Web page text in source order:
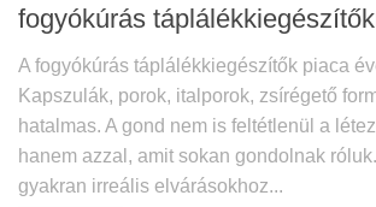
fogyókúrás
A fogyókúrás táplálékkiegészítők piaca
Kapszulák, porok, italporok, zsírégető
hatalmas. A gond nem is feltétlenül a
hanem azzal, amit sokan gondolnak
gyakran irreális elvárásokhoz...